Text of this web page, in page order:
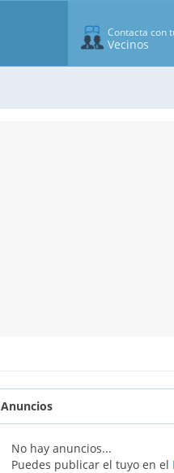
Contacta con
Vecinos
Anuncios
No hay anuncios...
Puedes publicar el tuyo en el